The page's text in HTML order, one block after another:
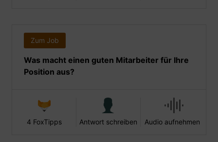
Zum Job
Was macht einen guten Mitarbeiter für Ihre
Position aus?
4 FoxTipps Antwort schreiben Audio aufnehmen